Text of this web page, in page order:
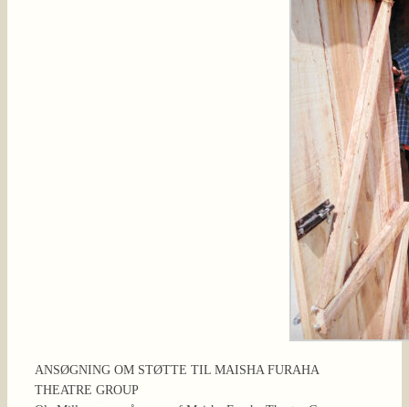
ANSØGNING OM STØTTE TIL MAISHA FURAHA
THEATRE GROUP